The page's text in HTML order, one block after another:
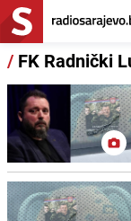
/ FK Radnički